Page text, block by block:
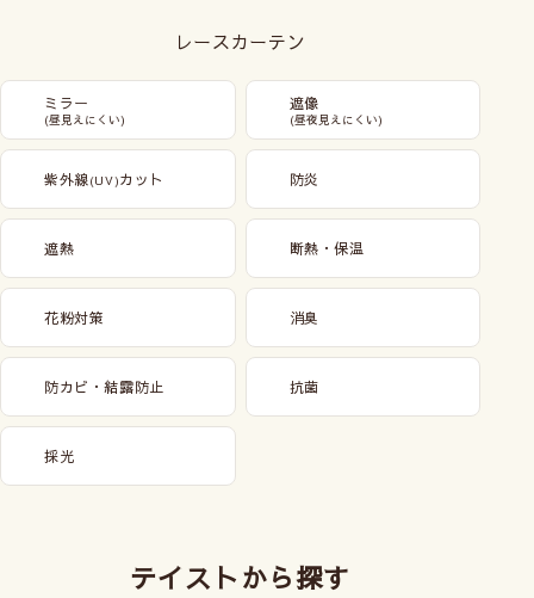
レースカーテン
ミラー
(昼見えにくい)
遮像
(昼夜見えにくい)
紫外線(UV)カット 防炎
遮熱 断熱・保温
花粉対策 消臭
防カビ・結露防止 抗菌
採光
テイストから探す